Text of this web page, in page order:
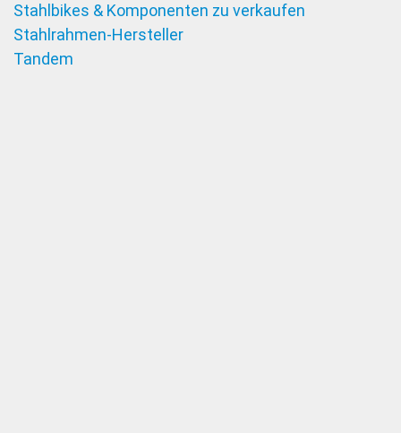
Stahlbikes & Komponenten zu verkaufen
Stahlrahmen-Hersteller
Tandem